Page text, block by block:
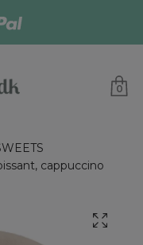
0
cappuccino